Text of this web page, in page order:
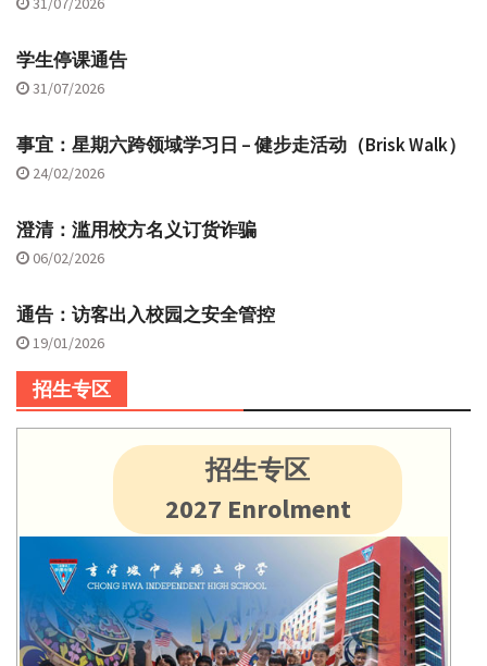
学生停课通告
31/07/2026
事宜：星期六跨领域学习日 – 健步走活动（Brisk Walk）
24/02/2026
澄清：滥用校方名义订货诈骗
06/02/2026
通告：访客出入校园之安全管控
19/01/2026
招生专区
招生专区
2027 Enrolment